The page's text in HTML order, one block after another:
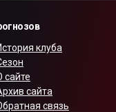
клуба
сайте
сайта
связь